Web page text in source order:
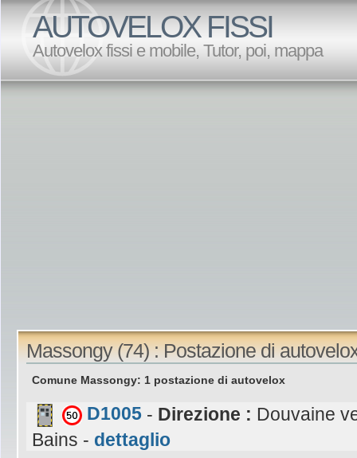
AUTOVELOX FISSI
Autovelox fissi e mobile, Tutor, poi, mappa
Massongy (74) : Postazione di
Comune Massongy: 1 postazione di autovelox
D1005 - Direzione : Douvaine
Bains - dettaglio